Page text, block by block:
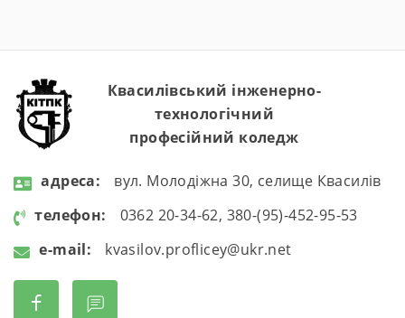
дитячого дорожньо-транспортного
щодо […]
Квасилівський інженерно-
технологічний
професійний коледж
aдресa:
вул. Молодіжна 30, селище Квасилів
телефон:
0362 20-34-62, 380-(95)-452-95-53
e-mail:
kvasilov.proflicey@ukr.net